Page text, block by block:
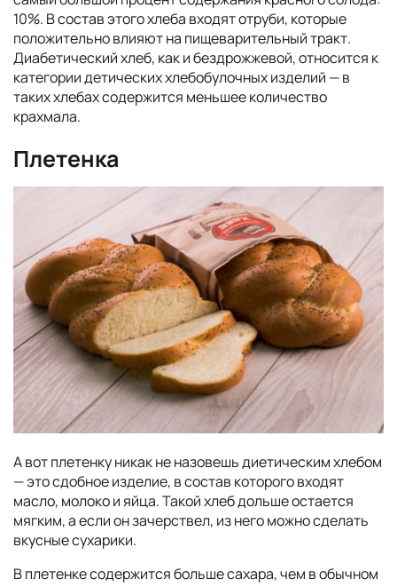
10%. В состав этого хлеба входят отруби, которые
положительно влияют на пищеварительный тракт.
Диабетический хлеб, как и бездрожжевой, относится к
категории детических хлебобулочных изделий — в
таких хлебах содержится меньшее количество
крахмала.
Плетенка
А вот плетенку никак не назовешь диетическим хлебом
— это сдобное изделие, в состав которого входят
масло, молоко и яйца. Такой хлеб дольше остается
мягким, а если он зачерствел, из него можно сделать
вкусные сухарики.
В плетенке содержится больше сахара, чем в обычном